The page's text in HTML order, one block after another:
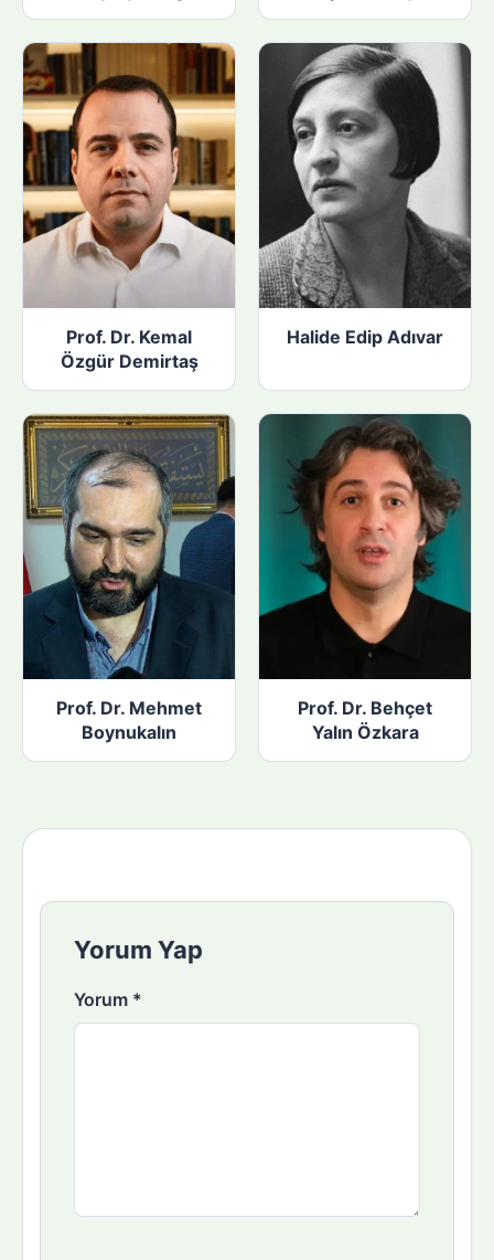
Prof. Dr. Kemal
Özgür Demirtaş
Halide Edip Adıvar
Prof. Dr. Mehmet
Boynukalın
Prof. Dr. Behçet
Yalın Özkara
Yorum Yap
Yorum *